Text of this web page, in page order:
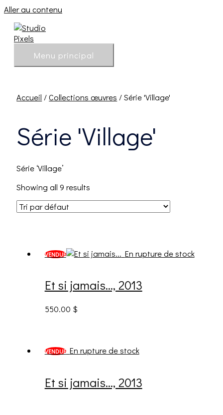
Aller au contenu
Menu principal
Accueil /Collections œuvres / Série 'Village'
Série 'Village'
Série ‘Village’
Showing all 9 results
VENDUE En rupture de stock
Et si jamais…, 2013
550.00 $
VENDUE En rupture de stock
Et si jamais…, 2013